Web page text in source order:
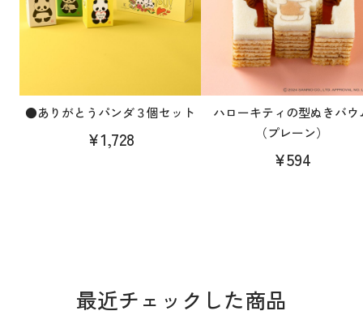
●ありがとうパンダ３個セット
¥1,728
ハローキティの型ぬきバウ
（プレーン）
¥594
最近チェックした商品